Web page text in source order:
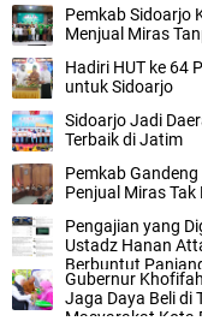
Pemkab Sidoarjo
Menjual Miras
Hadiri HUT ke 64
untuk Sidoarjo
Sidoarjo Jadi
Terbaik di Jatim
Pemkab
Penjual Miras
Pengajian yang
Ustadz Hanan
Berbuntut
Gubernur
Jaga Daya Beli di
Masyarakat Kota